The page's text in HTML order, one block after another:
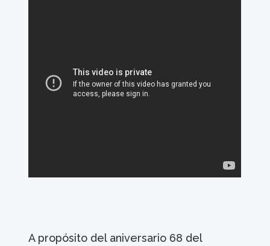
A propósito del aniversario 68 del